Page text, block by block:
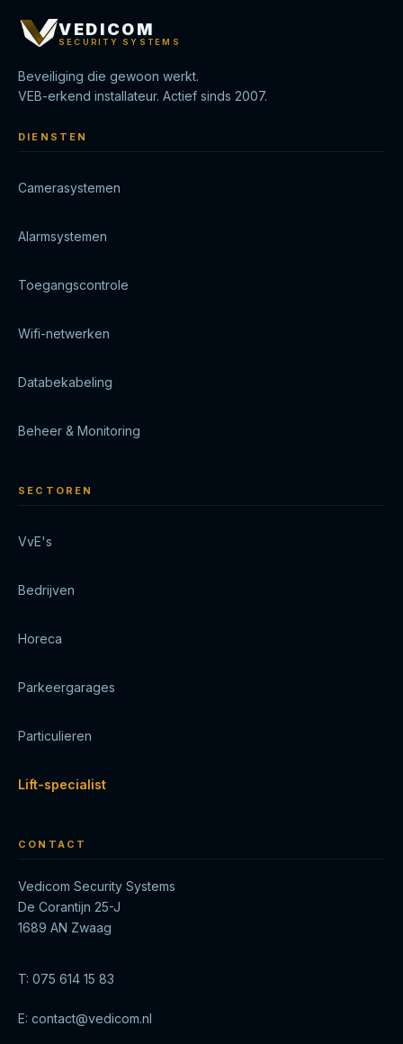
VEDICOM
SECURITY SYSTEMS
Beveiliging die gewoon werkt.
VEB-erkend installateur. Actief sinds 2007.
DIENSTEN
Camerasystemen
Alarmsystemen
Toegangscontrole
Wifi-netwerken
Databekabeling
Beheer & Monitoring
SECTOREN
VvE's
Bedrijven
Horeca
Parkeergarages
Particulieren
Lift-specialist
CONTACT
Vedicom Security Systems
De Corantijn 25-J
1689 AN Zwaag
T: 075 614 15 83
E: contact@vedicom.nl